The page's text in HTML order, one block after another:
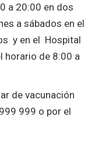
a 20:00 en dos
a sábados en el
y en el Hospital
horario de 8:00 a
de vacunación
999 o por el